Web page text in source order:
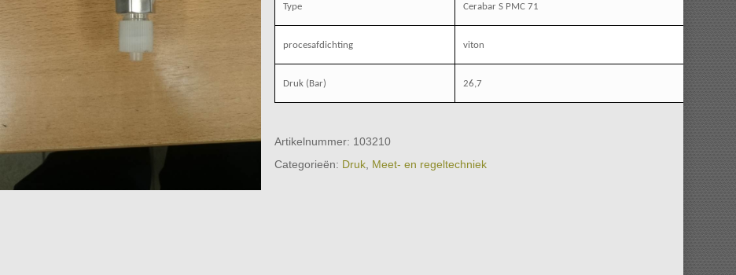
Type Cerabar S PMC 71
procesafdichting viton
Druk (Bar) 26,7
Artikelnummer: 103210
Categorieën: Druk, Meet- en regeltechniek